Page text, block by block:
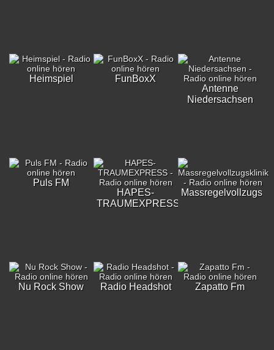
Heimspiel
FunBoxX
Antenne
Niedersachsen
Puls FM
HAPES-
TRAUMEXPRESS
Nu Rock Show Radio Headshot Zapatto Fm